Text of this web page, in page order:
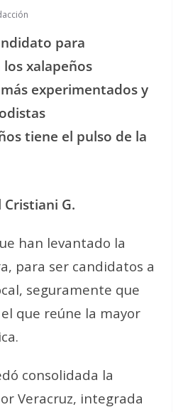
para
xalapeños
experimentados y
tiene el pulso de la
G.
han levantado la
para ser candidatos a
seguramente que
que reúne la mayor
consolidada la
Veracruz, integrada